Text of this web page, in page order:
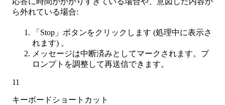
ら外れている場合:
「Stop」ボタンをクリックします (処理中に表示さ
れます) 。
メッセージは中断済みとしてマークされます。プ
ロンプトを調整して再送信できます。
11
キーボードショートカット